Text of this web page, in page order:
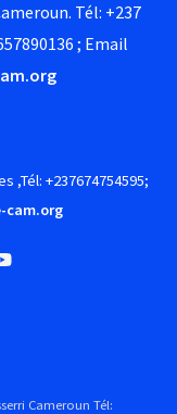
Tél: +237
; Email
,Tél: +237674754595;
Cameroun Tél: